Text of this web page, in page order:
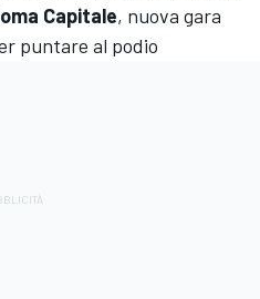
Capitale, nuova gara
puntare al podio